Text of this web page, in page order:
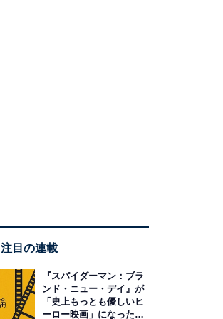
注目の連載
『スパイダーマン：ブラ
ンド・ニュー・デイ』が
「史上もっとも優しいヒ
ーロー映画」になった理